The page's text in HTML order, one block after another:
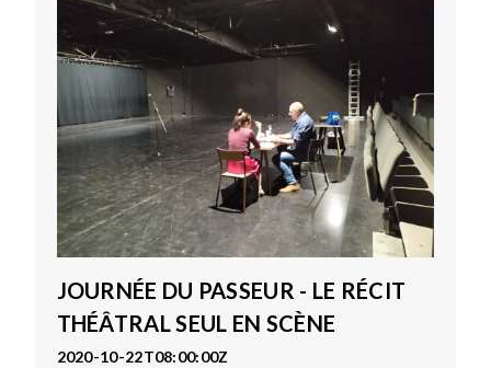
JOURNÉE DU PASSEUR - LE RÉCIT
THÉÂTRAL SEUL EN SCÈNE
2020-10-22T08:00:00Z